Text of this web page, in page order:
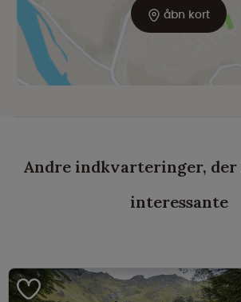
åbn kort
Andre indkvarteringer,
interessante